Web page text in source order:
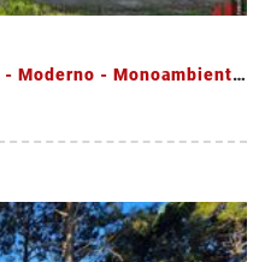
Dúplex en Venta - Zona Dúplex - Moderno - Monoambiente Adicional